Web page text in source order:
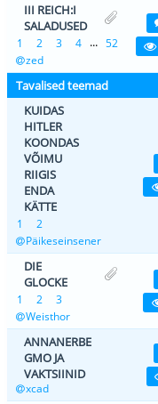
III REICH:I
SALADUSED
1 2 3 4 ... 52
zed
Tavalised teemad
KUIDAS
HITLER
KOONDAS
VÕIMU
RIIGIS
ENDA
KÄTTE
1
2
Päikeseinsener
DIE
GLOCKE
1 2
3
Weisthor
ANNANERBE
GMO JA
VAKTSIINID
xcad